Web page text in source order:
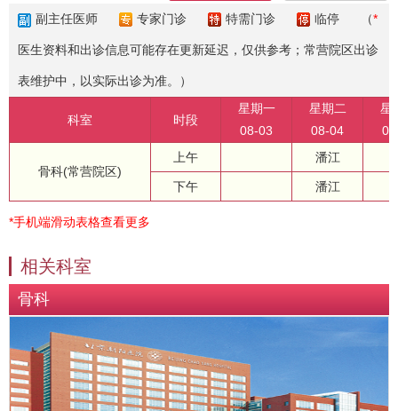
副主任医师 专家门诊 特需门诊 临停 （*
医生资料和出诊信息可能存在更新延迟，仅供参考；常营院区出诊
表维护中，以实际出诊为准。）
科室 时段
星期一
08-03
星期二
08-04
星
骨科(常营院区)
上午 潘江
下午 潘江
*手机端滑动表格查看更多
相关科室
骨科